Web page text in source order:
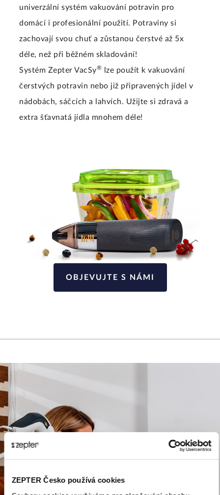
ZEPTER Česko používá cookies
univerzální systém vakuování potravin pro
domácí i profesionální použití. Potraviny si
zachovají svou chuť a zůstanou čerstvé až 5x
déle, než při běžném skladování!
Systém Zepter VacSy®
lze použít k vakuování
čerstvých potravin nebo již připravených jídel v
nádobách, sáčcích a lahvích. Užijte si zdravá a
extra šťavnatá jídla mnohem déle!
OBJEVUJTE S NÁMI